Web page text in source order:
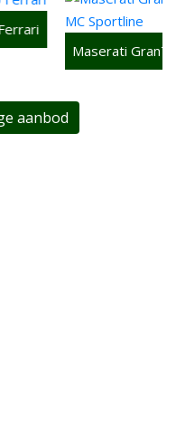
aanbod